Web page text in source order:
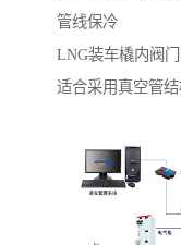
管线保冷
LNG装车橇内阀
适合采用真空管